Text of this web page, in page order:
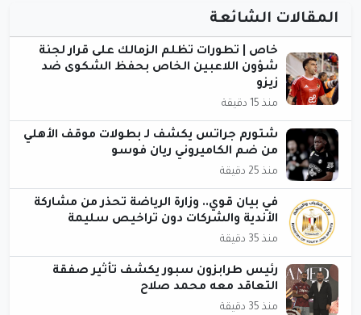
المقالات الشائعة
خاص | تطورات تظلم الزمالك على قرار لجنة
شؤون اللاعبين الخاص بحفظ الشكوى ضد
زيزو
منذ 15 دقيقة
شتورم جراتس يكشف لـ بطولات موقف الأهلي
من ضم الكاميروني ريان فوسو
منذ 25 دقيقة
في بيان قوي.. وزارة الرياضة تحذر من مشاركة
الأندية والشركات دون تراخيص سليمة
منذ 35 دقيقة
رئيس طرابزون سبور يكشف تأثير صفقة
التعاقد معه محمد صلاح
منذ 35 دقيقة